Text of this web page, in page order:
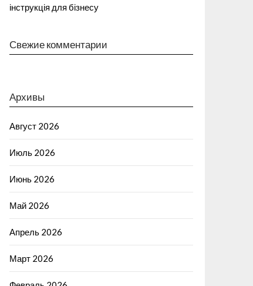
інструкція для бізнесу
Свежие комментарии
Архивы
Август 2026
Июль 2026
Июнь 2026
Май 2026
Апрель 2026
Март 2026